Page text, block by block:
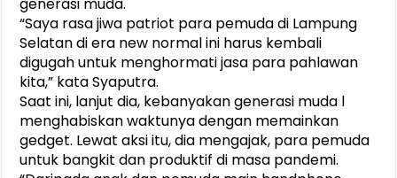
“Saya rasa jiwa patriot para pemuda di Lampung
Selatan di era new normal ini harus kembali
digugah untuk menghormati jasa para pahlawan
kita,” kata Syaputra.
Saat ini, lanjut dia, kebanyakan generasi muda l
menghabiskan waktunya dengan memainkan
gedget. Lewat aksi itu, dia mengajak, para pemuda
untuk bangkit dan produktif di masa pandemi.